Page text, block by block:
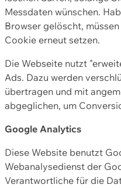
Messdaten wünschen.
Browser gelöscht,
Cookie erneut setzen.
Die Webseite nutzt
Ads. Dazu werden
übertragen und mit
abgeglichen, um
Google Analytics
Diese Website benutzt
Webanalysedienst der
Verantwortliche für die